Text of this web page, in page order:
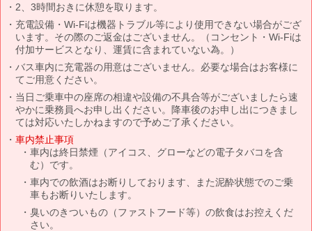
2、3時間おきに休憩を取ります。
充電設備・Wi-Fiは機器トラブル等により使用できない場合がござ
います。その際のご返金はございません。（コンセント・Wi-Fiは
付加サービスとなり、運賃に含まれていない為。）
バス車内に充電器の用意はございません。必要な場合はお客様に
てご用意ください。
当日ご乗車中の座席の相違や設備の不具合等がございましたら速
やかに乗務員へお申し出ください。降車後のお申し出につきまし
ては対応いたしかねますので予めご了承ください。
車内禁止事項
車内は終日禁煙（アイコス、グローなどの電子タバコを含
む）です。
車内での飲酒はお断りしております、また泥酔状態でのご乗
車もお断りいたします。
臭いのきついもの（ファストフード等）の飲食はお控えくだ
さい。